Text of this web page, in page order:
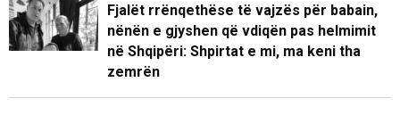
Fjalët rrënqethëse të vajzës për babain,
nënën e gjyshen që vdiqën pas helmimit
në Shqipëri: Shpirtat e mi, ma keni tha
zemrën